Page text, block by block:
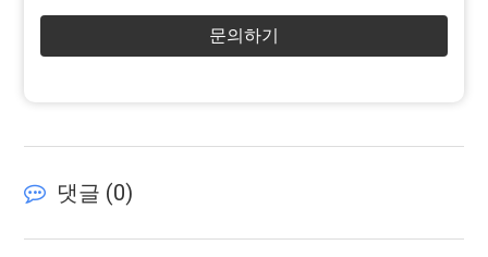
문의하기
댓글 (0)